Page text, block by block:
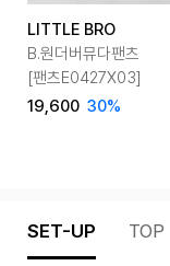
LITTLE BRO
B.원더버뮤다팬츠
[팬츠E0427X03]
19,600 30%
SET-UP TOP